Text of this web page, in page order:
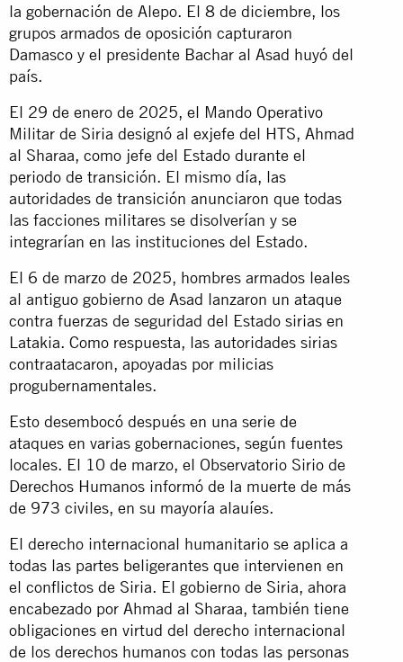
la gobernación de Alepo. El 8 de diciembre, los
grupos armados de oposición capturaron
Damasco y el presidente Bachar al Asad huyó del
país.
El 29 de enero de 2025, el Mando Operativo
Militar de Siria designó al exjefe del HTS, Ahmad
al Sharaa, como jefe del Estado durante el
periodo de transición. El mismo día, las
autoridades de transición anunciaron que todas
las facciones militares se disolverían y se
integrarían en las instituciones del Estado.
El 6 de marzo de 2025, hombres armados leales
al antiguo gobierno de Asad lanzaron un ataque
contra fuerzas de seguridad del Estado sirias en
Latakia. Como respuesta, las autoridades sirias
contraatacaron, apoyadas por milicias
progubernamentales.
Esto desembocó después en una serie de
ataques en varias gobernaciones, según fuentes
locales. El 10 de marzo, el Observatorio Sirio de
Derechos Humanos informó de la muerte de más
de 973 civiles, en su mayoría alauíes.
El derecho internacional humanitario se aplica a
todas las partes beligerantes que intervienen en
el conflictos de Siria. El gobierno de Siria, ahora
encabezado por Ahmad al Sharaa, también tiene
obligaciones en virtud del derecho internacional
de los derechos humanos con todas las personas